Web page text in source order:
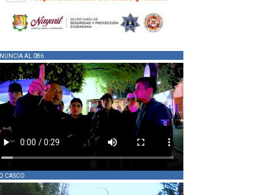
AL 086
CASCO